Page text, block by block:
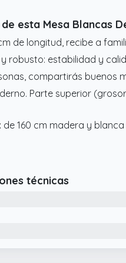
esta Mesa Blancas
de longitud, recibe a
robusto: estabilidad y
compartirás buenos
Parte superior
160 cm madera y
técnicas